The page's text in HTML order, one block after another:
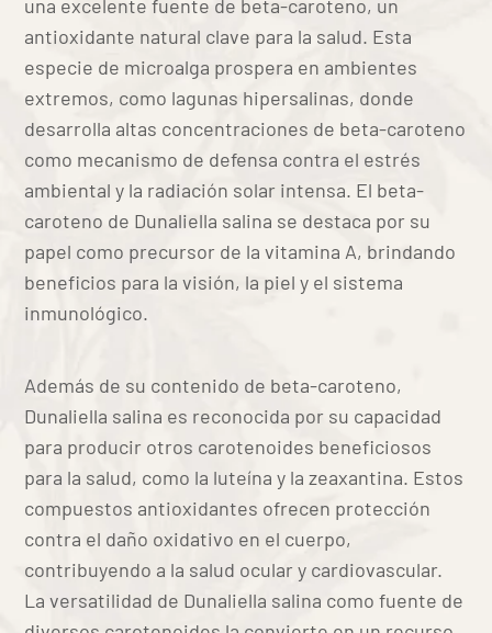
una excelente fuente de beta-caroteno, un
antioxidante natural clave para la salud. Esta
especie de microalga prospera en ambientes
extremos, como lagunas hipersalinas, donde
desarrolla altas concentraciones de beta-caroteno
como mecanismo de defensa contra el estrés
ambiental y la radiación solar intensa. El beta-
caroteno de Dunaliella salina se destaca por su
papel como precursor de la vitamina A, brindando
beneficios para la visión, la piel y el sistema
inmunológico.
Además de su contenido de beta-caroteno,
Dunaliella salina es reconocida por su capacidad
para producir otros carotenoides beneficiosos
para la salud, como la luteína y la zeaxantina. Estos
compuestos antioxidantes ofrecen protección
contra el daño oxidativo en el cuerpo,
contribuyendo a la salud ocular y cardiovascular.
La versatilidad de Dunaliella salina como fuente de
Wellness Mujer
Wellness Hombre
Energía y Vitalidad
DISTRIBUIDORES
Blog & Noticias
Nuevo Distribuidor
Oportunidad de Negocio
Libro de Reclamaciones
CONTÁCTENOS
Arequipa:Urb. la Pradera A-2, Cerro Colorado – Cel:
+51 986858388